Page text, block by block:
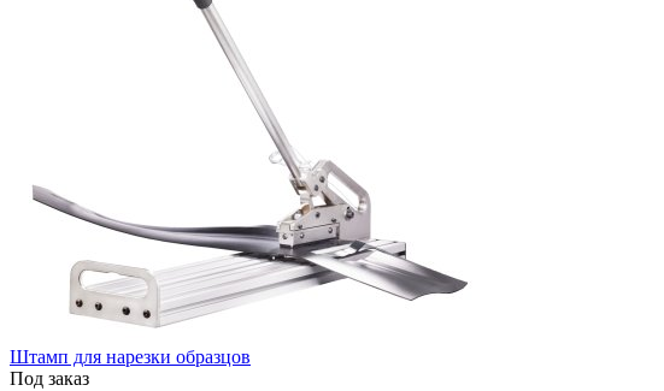
Штамп для нарезки образцов
Под заказ